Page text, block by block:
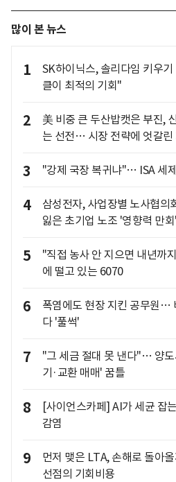
많이 본 뉴스
1
SK하이닉스, 솔리다임 키우
클이 최적의 기회"
2
美 비중 큰 두산밥캣은 부진,
는 선전… 시장 전략에 엇갈린
3 "강제 국장 복귀냐"… ISA 세
4
삼성전자, 사업장별 노사협의
잃은 초기업 노조 '영향력 만
5
"직접 농사 안 지으면 내년까
에 떨고 있는 6070
6
폭염에도 현장 지킨 공무원…
다 '풀썩'
7
"그 세금 절대 못 낸다"… 양
기·교환 매매' 꿈틀
8
[사이언스카페] AI가 세균 잡
감염
9
먼저 맺은 LTA, 손해로 돌아
선점의 기회비용